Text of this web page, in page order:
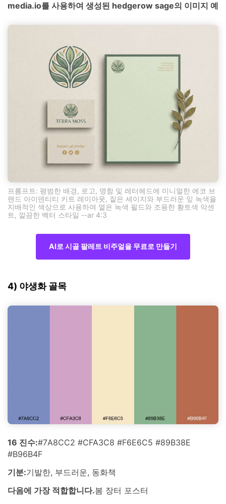
media.io를 사용하여 생성된 hedgerow sage의 이미지 예
프롬프트: 평범한 배경, 로고, 명함 및 레터헤드에 미니멀한 에코 브
랜드 아이덴티티 키트 레이아웃, 짙은 세이지와 부드러운 잎 녹색을
지배적인 색상으로 사용하여 옅은 녹색 필드와 조용한 황토색 악센
트, 깔끔한 벡터 스타일 --ar 4:3
AI로 시골 팔레트 비주얼을 무료로 만들기
4) 야생화 골목
16 진수:#7A8CC2 #CFA3C8 #F6E6C5 #89B38E
#B96B4F
기분:기발한, 부드러운, 동화책
다음에 가장 적합합니다.봄 장터 포스터